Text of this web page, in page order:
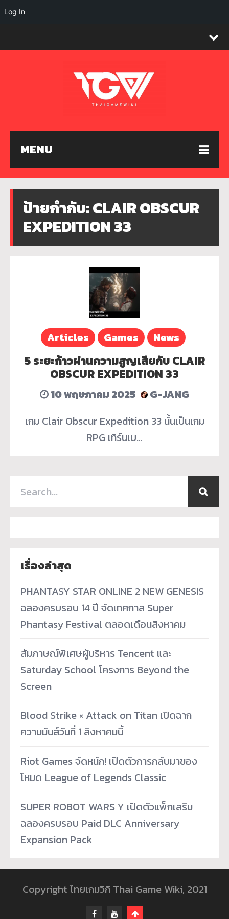
MENU
ป้ายกำกับ:CLAIR OBSCUR
EXPEDITION 33
Articles Games News
5 ระยะก้าวผ่านความสูญเสียกับ CLAIR
OBSCUR EXPEDITION 33
10 พฤษภาคม 2025
G-JANG
เกม Clair Obscur Expedition 33 นั้นเป็นเกม
RPG เทิร์นเบ…
เรื่องล่าสุด
PHANTASY STAR ONLINE 2 NEW GENESIS
ฉลองครบรอบ 14 ปี จัดเทศกาล Super
Phantasy Festival ตลอดเดือนสิงหาคม
สัมภาษณ์พิเศษผู้บริหาร Tencent และ
Saturday School โครงการ Beyond the
Screen
Blood Strike × Attack on Titan เปิดฉาก
ความมันส์วันที่ 1 สิงหาคมนี้
Riot Games จัดหนัก! เปิดตัวการกลับมาของ
โหมด League of Legends Classic
SUPER ROBOT WARS Y เปิดตัวแพ็กเสริม
ฉลองครบรอบ Paid DLC Anniversary
Expansion Pack
Copyright ไทยเกมวิกิ Thai Game Wiki, 2021
Log In